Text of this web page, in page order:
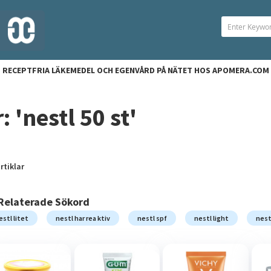
RECEPTFRIA LÄKEMEDEL OCH EGENVÅRD PÅ NÄTET HOS APOMERA.COM
'nestl 50 st'
Sökord
litet nestl har rea ktiv nestl spf nestl light